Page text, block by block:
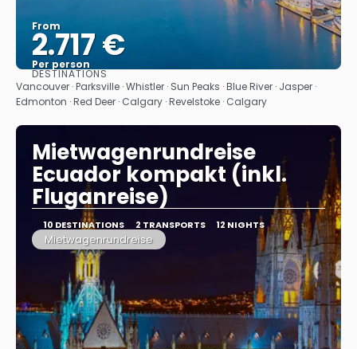
From
2.717 €
Per person
See
DESTINATIONS
Vancouver · Parksville · Whistler · Sun Peaks · Blue River · Jasper ·
Edmonton · Red Deer · Calgary · Revelstoke · Calgary
Mietwagenrundreise
Ecuador kompakt (inkl.
Fluganreise)
10 DESTINATIONS 2 TRANSPORTS 12 NIGHTS
Mietwagenrundreise